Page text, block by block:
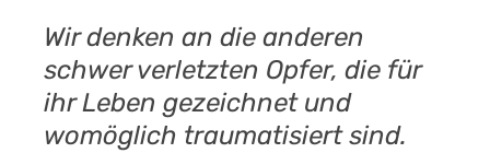
Wir denken an die anderen
schwer verletzten Opfer, die für
ihr Leben gezeichnet und
womöglich traumatisiert sind.